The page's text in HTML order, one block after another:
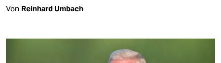
Von Reinhard Umbach